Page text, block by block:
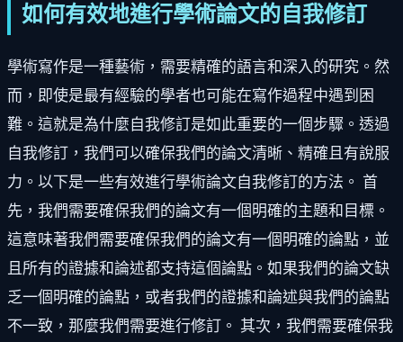
如何有效地進行學術論文的自我修訂
學術寫作是一種藝術，需要精確的語言和深入的研究。然
而，即使是最有經驗的學者也可能在寫作過程中遇到困
難。這就是為什麼自我修訂是如此重要的一個步驟。透過
自我修訂，我們可以確保我們的論文清晰、精確且有說服
力。以下是一些有效進行學術論文自我修訂的方法。 首
先，我們需要確保我們的論文有一個明確的主題和目標。
這意味著我們需要確保我們的論文有一個明確的論點，並
且所有的證據和論述都支持這個論點。如果我們的論文缺
乏一個明確的論點，或者我們的證據和論述與我們的論點
不一致，那麼我們需要進行修訂。 其次，我們需要確保我